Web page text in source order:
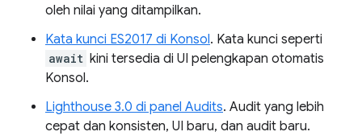
oleh nilai yang ditampilkan.
Kata kunci ES2017 di Konsol. Kata kunci seperti
await kini tersedia di UI pelengkapan otomatis
Konsol.
Lighthouse 3.0 di panel Audits. Audit yang lebih
cepat dan konsisten, UI baru, dan audit baru.